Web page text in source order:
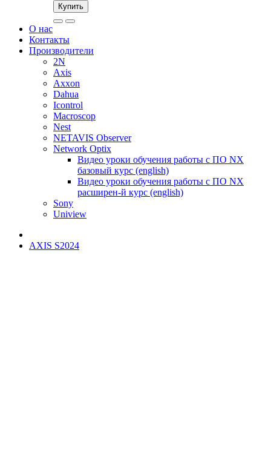
Купить
О нас
Контакты
Производители
2N
Axis
Axxon
Dahua
Icontrol
Macroscop
Nest
NETAVIS Observer
Network Optix
Видео уроки обучения работы с ПО NX
базовый курс (english)
Видео уроки обучения работы с ПО NX
расширен-й курс (english)
Sony
Uniview
AXIS S2024